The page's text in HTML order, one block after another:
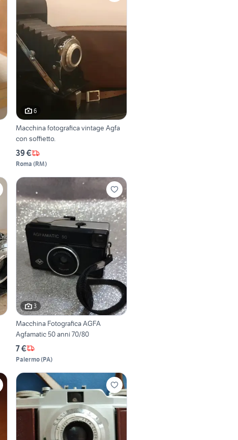
6
Macchina fotografica vintage Agfa
con soffietto.
39 €
Roma (RM)
3
Macchina Fotografica AGFA
Agfamatic 50 anni 70/80
7 €
Palermo(PA)